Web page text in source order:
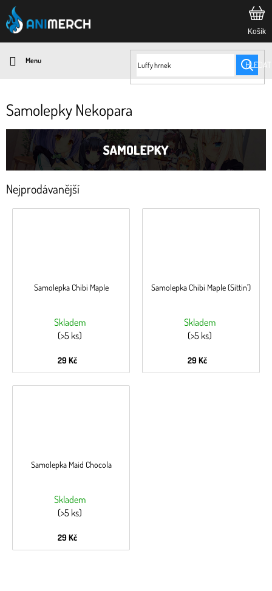
Přejít
na
obsah
HLEDAT
Samolepky Nekopara
Nejprodávanější
Samolepka Chibi Maple
Skladem
(>5 ks)
29 Kč
Samolepka Chibi Maple (Sittin')
Skladem
(>5 ks)
29 Kč
Samolepka Maid Chocola
Skladem
(>5 ks)
29 Kč